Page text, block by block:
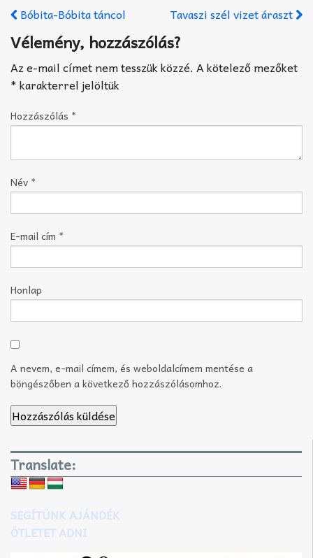
Bóbita-Bóbita táncol Tavaszi szél vizet áraszt
Vélemény, hozzászólás?
Az e-mail címet nem tesszük közzé. A kötelező mezőket
*karakterrel jelöltük
Hozzászólás *
Név *
E-mail cím *
Honlap
A nevem, e-mail címem, és weboldalcímem mentése a
böngészőben a következő hozzászólásomhoz.
Translate:
SEGÍTÜNK AJÁNDÉK
ÖTLETET ADNI